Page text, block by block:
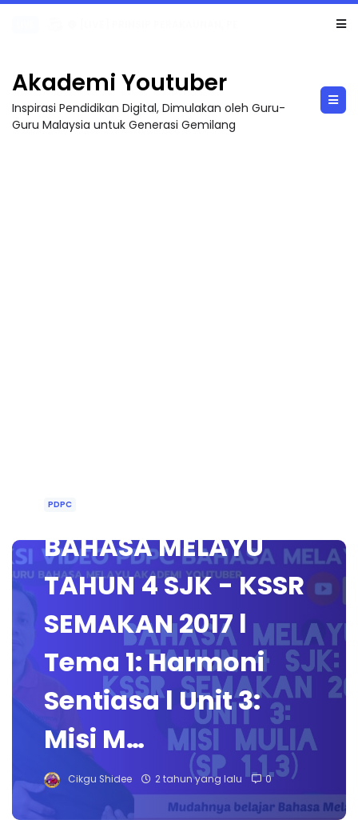
Akademi Youtuber
Inspirasi Pendidikan Digital, Dimulakan oleh Guru-
Guru Malaysia untuk Generasi Gemilang
PDPC
BAHASA MELAYU
TAHUN 4 SJK - KSSR
SEMAKAN 2017 l
Tema 1: Harmoni
Sentiasa l Unit 3:
Misi M…
Cikgu Shidee 2 tahun yang lalu 0